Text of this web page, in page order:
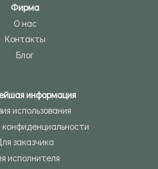
Фирма
О нас
Контакты
Блог
информация
использования
заказчика
исполнителя